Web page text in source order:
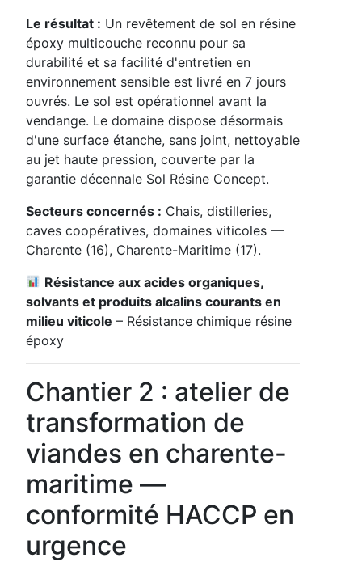
Le résultat : Un revêtement de sol en résine
époxy multicouche reconnu pour sa
durabilité et sa facilité d'entretien en
environnement sensible est livré en 7 jours
ouvrés. Le sol est opérationnel avant la
vendange. Le domaine dispose désormais
d'une surface étanche, sans joint, nettoyable
au jet haute pression, couverte par la
garantie décennale Sol Résine Concept.
Secteurs concernés : Chais, distilleries,
caves coopératives, domaines viticoles —
Charente (16), Charente-Maritime (17).
Résistance aux acides organiques,
solvants et produits alcalins courants en
milieu viticole – Résistance chimique résine
époxy
Chantier 2 : atelier de
transformation de
viandes en charente-
maritime —
conformité HACCP en
urgence